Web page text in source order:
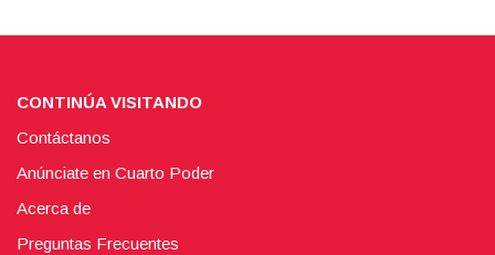
CONTINÚA VISITANDO
Contáctanos
Anúnciate en Cuarto Poder
Acerca de
Preguntas Frecuentes